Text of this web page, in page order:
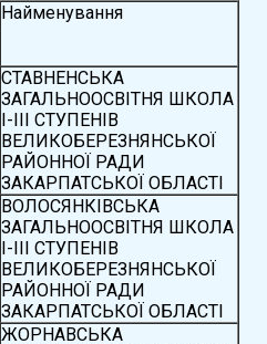
Найменування
СТАВНЕНСЬКА
ЗАГАЛЬНООСВІТНЯ ШКОЛА
І-ІІІ СТУПЕНІВ
ВЕЛИКОБЕРЕЗНЯНСЬКОЇ
РАЙОННОЇ РАДИ
ЗАКАРПАТСЬКОЇ ОБЛАСТІ
ВОЛОСЯНКІВСЬКА
ЗАГАЛЬНООСВІТНЯ ШКОЛА
І-ІІІ СТУПЕНІВ
ВЕЛИКОБЕРЕЗНЯНСЬКОЇ
РАЙОННОЇ РАДИ
ЗАКАРПАТСЬКОЇ ОБЛАСТІ
ЖОРНАВСЬКА